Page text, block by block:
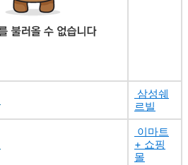
삼성쉐
르빌
이마트
+ 쇼핑
몰